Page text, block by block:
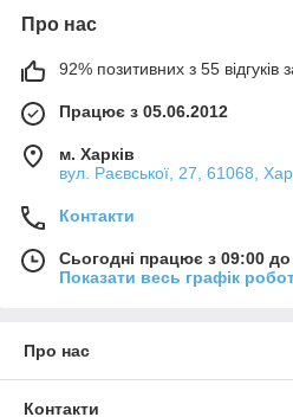
Про нас
92% позитивних з 55 відгуків
Працює з 05.06.2012
м. Харків
вул. Раєвської, 27, 61068,
Контакти
Сьогодні працює з 09:00
Показати весь графік
Про нас
Контакти